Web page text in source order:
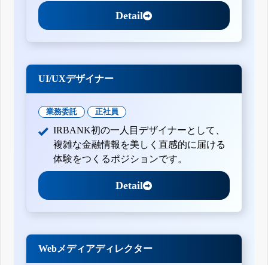
Detail
UI/UXデザイナー
業務委託 正社員
IRBANK初の一人目デザイナーとして、
複雑な金融情報を美しく直感的に届ける
体験をつくるポジションです。
Detail
Webメディアディレクター